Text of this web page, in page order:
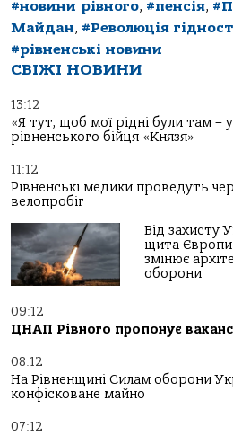
#новини рівного, #пенсія,
Майдан, #Революція
#рівненські новини
СВІЖІ НОВИНИ
13:12
«Я тут, щоб мої рідні були там – у
рівненського бійця «Князя»
11:12
Рівненські медики проведуть
велопробіг
Від захисту
щита
змінює
оборони
09:12
ЦНАП Рівного пропонує
08:12
На Рівненщині Силам оборони
конфісковане майно
07:12